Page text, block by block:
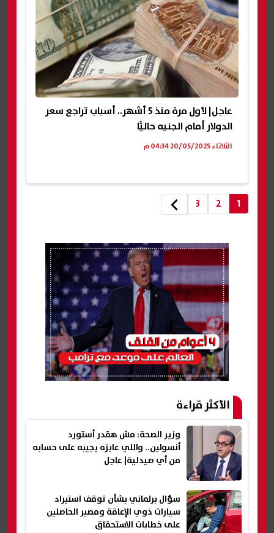
عاجل| لأول مرة منذ 5 أشهر.. أسباب تراجع سعر
الدولار أمام الجنيه حاليًّا
الثلاثاء 20/05/2025 04:34 م
1
2
3
الأكثر قراءة
وزير الصحة: مش هقدر أستورد
أنسولين.. واللي عايزه يجيبه على حسابه
من أي صيدلية| عاجل
سؤال برلماني بشأن توقف استيراد
سيارات ذوي الإعاقة ومصير الحاصلين
على خطابات الاستحقاق